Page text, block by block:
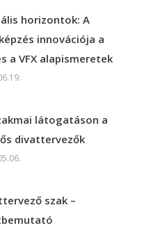
horizontok: A
innovációja a
a VFX alapismeretek
látogatáson a
divattervezők
szak –